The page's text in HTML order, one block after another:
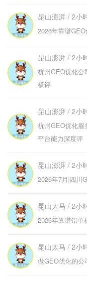
昆山澎湃 / 2小
2026年靠谱
昆山澎湃 / 2小
杭州GEO优化公
横评
昆山澎湃 / 2小
杭州GEO优化
平台能力深度评
昆山澎湃 / 2小
2026年7月|四川
昆山太马 / 2小
2026年靠谱铝单
昆山太马 / 2小
做GEO优化的公